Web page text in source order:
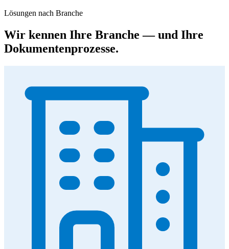
Lösungen nach Branche
Wir kennen Ihre Branche — und Ihre
Dokumentenprozesse.